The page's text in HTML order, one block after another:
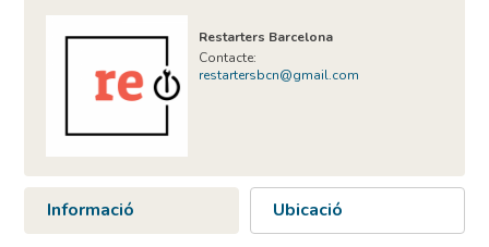
Restarters Barcelona
Contacte:
restartersbcn@gmail.com
Informació Ubicació